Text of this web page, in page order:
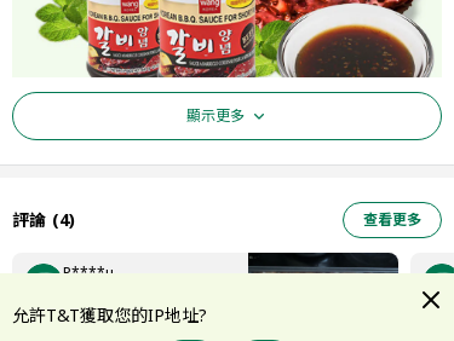
顯示更多
評論 (4) 查看更多
P****u
还没烤牛仔骨，先烤了波鸡翅，
允許T&T獲取您的IP地址?